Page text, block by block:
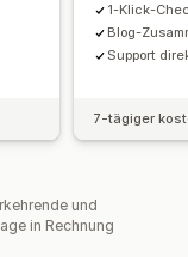
1-Klick-
Blog-
Support
7-tägiger
und
in Rechnung